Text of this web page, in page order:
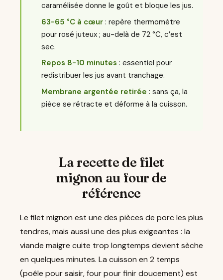
caramélisée donne le goût et bloque les jus.
63-65 °C à cœur : repère thermomètre
pour rosé juteux ; au-delà de 72 °C, c’est
sec.
Repos 8-10 minutes : essentiel pour
redistribuer les jus avant tranchage.
Membrane argentée retirée : sans ça, la
pièce se rétracte et déforme à la cuisson.
La recette de filet
mignon au four de
référence
Le filet mignon est une des pièces de porc les plus
tendres, mais aussi une des plus exigeantes : la
viande maigre cuite trop longtemps devient sèche
en quelques minutes. La cuisson en 2 temps
(poêle pour saisir, four pour finir doucement) est